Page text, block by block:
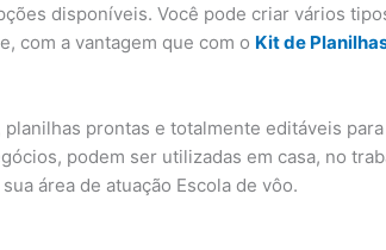
disponíveis. Você pode criar vários
com a vantagem que com o Kit de
planilhas prontas e totalmente editáveis
podem ser utilizadas em casa, no
área de atuação Escola de vôo.